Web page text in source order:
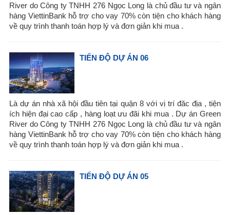
River do Công ty TNHH 276 Ngọc Long là chủ đầu tư và ngân
hàng ViettinBank hỗ trợ cho vay 70% còn tiện cho khách hàng
về quy trình thanh toán hợp lý và đơn giản khi mua .
TIẾN ĐỘ DỰ ÁN 06
Là dự án nhà xã hội đầu tiên tại quận 8 với vị trí đăc địa , tiện
ích hiện đại cao cấp , hàng loạt ưu đãi khi mua . Dự án Green
River do Công ty TNHH 276 Ngọc Long là chủ đầu tư và ngân
hàng ViettinBank hỗ trợ cho vay 70% còn tiện cho khách hàng
về quy trình thanh toán hợp lý và đơn giản khi mua .
TIẾN ĐỘ DỰ ÁN 05